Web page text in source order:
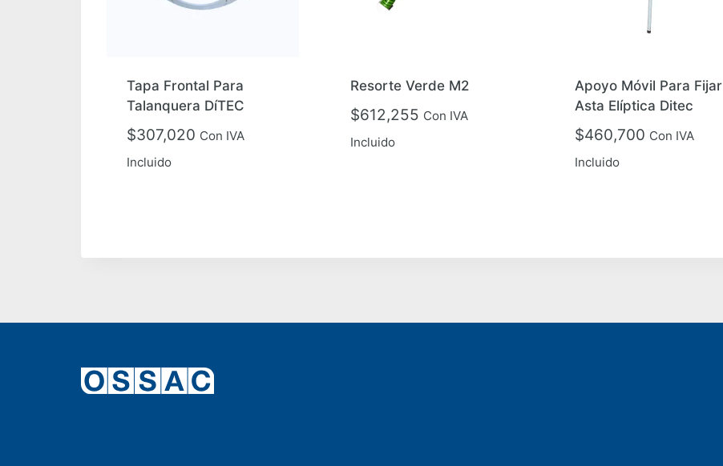
Tapa Frontal Para
Talanquera DíTEC
$307,020 Con IVA
Incluido
Resorte Verde M2
$612,255 Con IVA
Incluido
Apoyo Móvil Para Fijar
Asta Elíptica Ditec
$460,700 Con IVA
Incluido